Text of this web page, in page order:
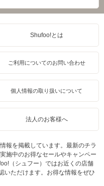
Shufoo!とは
ご利用についてのお問い合わせ
個人情報の取り扱いについて
法人のお客様へ
報を掲載しています。最新のチラ
施中のお得なセールやキャンペー
（シュフー）ではお近くの店舗
いただけます。お得な情報をぜひ